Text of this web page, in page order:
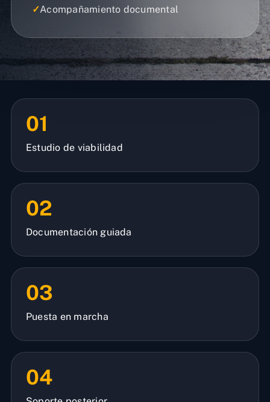
✓Acompañamiento documental
01
Estudio de viabilidad
02
Documentación guiada
03
Puesta en marcha
04